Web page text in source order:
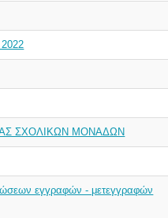
ΣΧΟΛΙΚΩΝ ΜΟΝΑΔΩΝ
εγγραφών - μετεγγραφών